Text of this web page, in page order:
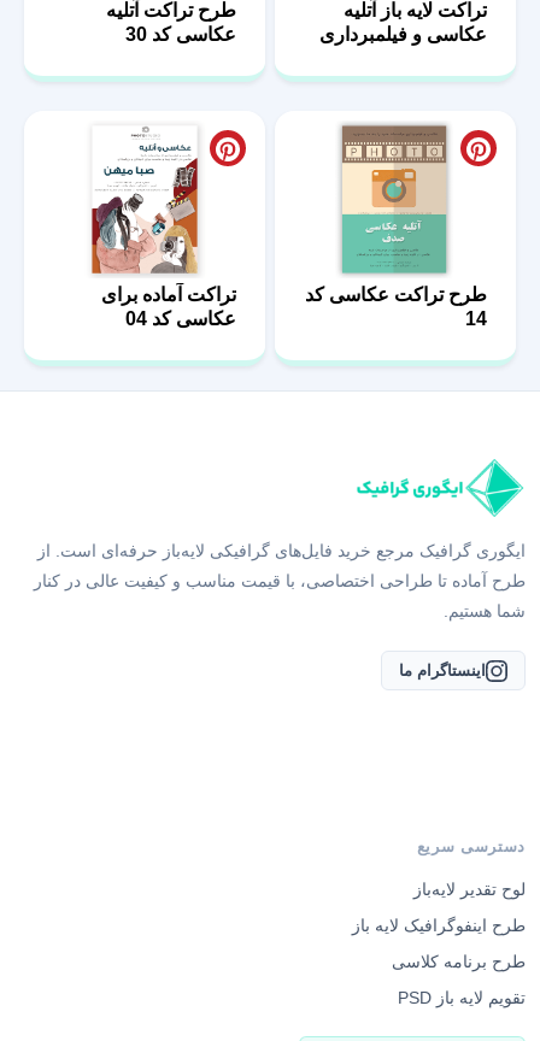
تراکت لایه باز آتلیه
عکاسی و فیلمبرداری
طرح تراکت آتلیه
عکاسی کد 30
طرح تراکت عکاسی کد
14
تراکت آماده برای
عکاسی کد 04
ایگوری گرافیک مرجع خرید فایل‌های گرافیکی لایه‌باز حرفه‌ای است. از
طرح آماده تا طراحی اختصاصی، با قیمت مناسب و کیفیت عالی در کنار
شما هستیم.
اینستاگرام ما
دسترسی سریع
لوح تقدیر لایه‌باز
طرح اینفوگرافیک لایه باز
طرح برنامه کلاسی
تقویم لایه باز PSD